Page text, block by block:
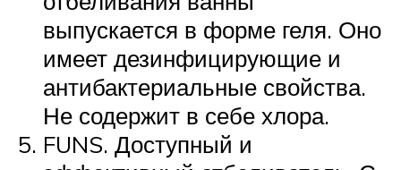
выпускается в форме геля. Оно
имеет дезинфицирующие и
антибактериальные свойства.
Не содержит в себе хлора.
FUNS. Доступный и